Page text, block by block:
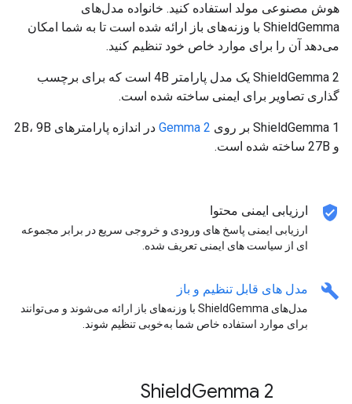
هوش مصنوعی مولد استفاده کنید. خانواده مدل‌های
ShieldGemma با وزنه‌های باز ارائه شده است تا به شما امکان
می‌دهد آن را برای موارد خاص خود تنظیم کنید.
ShieldGemma 2 یک مدل پارامتر 4B است که برای برچسب
گذاری تصاویر برای ایمنی ساخته شده است.
ShieldGemma 1 بر روی Gemma 2
در اندازه پارامترهای 2B، 9B
و 27B ساخته شده است.
verified_user ارزیابی ایمنی محتوا
ارزیابی ایمنی پاسخ های ورودی و خروجی سریع در برابر مجموعه
ای از سیاست های ایمنی تعریف شده.
build مدل های قابل تنظیم و باز
مدل‌های ShieldGemma با وزنه‌های باز ارائه می‌شوند و می‌توانند
برای موارد استفاده خاص شما به‌خوبی تنظیم شوند.
ShieldGemma 2